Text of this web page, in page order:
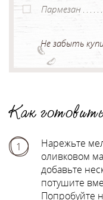
Пармезан
Не забыть
Как
1
Нарежьте
оливковом
добавьте
потушите
Попробуйте